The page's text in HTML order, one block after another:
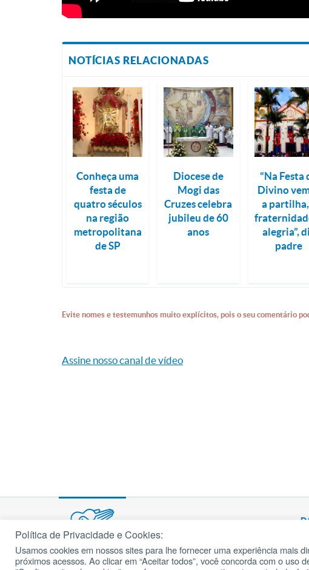
NOTÍCIAS RELACIONADAS
Conheça uma
festa de
quatro séculos
na região
metropolitana
de SP
Diocese de
Mogi das
Cruzes celebra
jubileu de 60
anos
“Na Festa
Divino
a partilha,
alegria”,
padre
Evite nomes e testemunhos muito explícitos, pois o seu comentário
Assine nosso canal de vídeo
cancaonova.com© 2002 – 2026
Todos os direitos reservados.
Política de Privacidade e Cookies:
Usamos cookies em nossos sites para lhe fornecer uma experiência mais
próximos acessos. Ao clicar em “Aceitar todos”, você concorda com o uso